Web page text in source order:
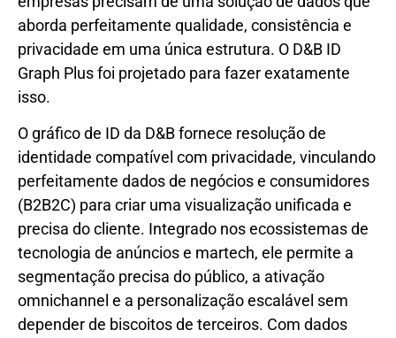
aborda perfeitamente qualidade, consistência e
privacidade em uma única estrutura. O D&B ID
Graph Plus foi projetado para fazer exatamente
isso.
O gráfico de ID da D&B fornece resolução de
identidade compatível com privacidade, vinculando
perfeitamente dados de negócios e consumidores
(B2B2C) para criar uma visualização unificada e
precisa do cliente. Integrado nos ecossistemas de
tecnologia de anúncios e martech, ele permite a
segmentação precisa do público, a ativação
omnichannel e a personalização escalável sem
depender de biscoitos de terceiros. Com dados